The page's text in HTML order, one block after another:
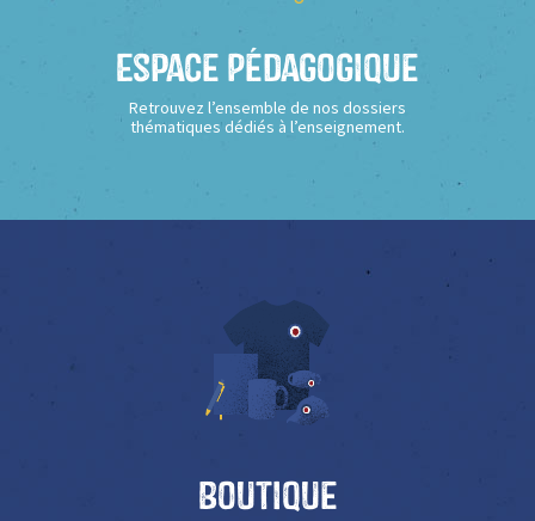
Espace Pédagogique
Retrouvez l’ensemble de nos dossiers
thématiques dédiés à l’enseignement.
Boutique